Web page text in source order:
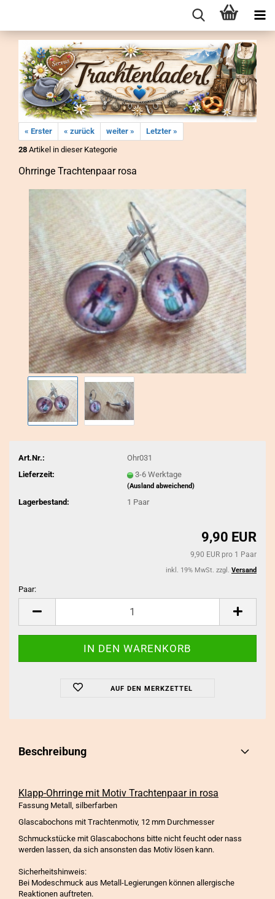
« Erster « zurück weiter »
Letzter »
28 Artikel in dieser Kategorie
Ohr­rin­ge Trach­ten­paar rosa
Art.Nr.:
Ohr031
Lieferzeit:
3-6 Werktage
(Ausland abweichend)
Lagerbestand: 1 Paar
9,90 EUR
9,90 EUR pro 1 Paar
inkl. 19% MwSt. zzgl. Versand
Paar:
AUF DEN MERKZETTEL
Beschreibung
Klapp-Ohrringe mit Motiv Trachtenpaar in rosa
Fassung Metall, silberfarben
Glascabochons mit Trachtenmotiv, 12 mm Durchmesser
Schmuckstücke mit Glascabochons bitte nicht feucht oder nass
werden lassen, da sich ansonsten das Motiv lösen kann.
Sicherheitshinweis:
Bei Modeschmuck aus Metall-Legierungen können allergische
Reaktionen auftreten.